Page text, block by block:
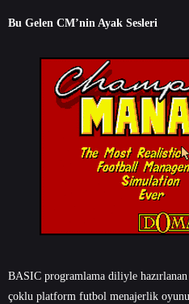
Bu Gelen CM’nin Ayak Sesleri
BASIC programlama diliyle
çoklu platform futbol menajerlik oyunu